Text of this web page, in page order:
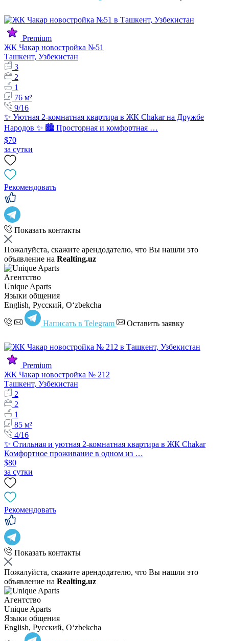
Premium
ЖК Чакар новостройка №51
Ташкент, Узбекистан
3
2
1
76 м²
9/16
✨ Уютная 2-комнатная квартира в ЖК Chakar на Дружбе
Народов ✨ 🏙️ Просторная и комфортная …
$70
за сутки
Рекомендовать
Показать контакты
Пожалуйста, скажите арендодателю, что Вы нашли это
объявление на Realting.uz
Агентство
Unique Aparts
Языки общения
English, Русский, Oʻzbekcha
Написать в Telegram Оставить заявку
Premium
ЖК Чакар новостройка № 212
Ташкент, Узбекистан
2
2
1
85 м²
4/16
✨ Стильная и уютная 2-комнатная квартира в ЖК Chakar
Комфортное проживание в одном из …
$80
за сутки
Рекомендовать
Показать контакты
Пожалуйста, скажите арендодателю, что Вы нашли это
объявление на Realting.uz
Агентство
Unique Aparts
Языки общения
English, Русский, Oʻzbekcha